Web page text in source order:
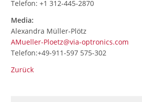
Telefon: +1 312-445-2870
Media:
Alexandra Müller-Plötz
AMueller-Ploetz@via-optronics.com
Telefon:+49-911-597 575-302
Zurück